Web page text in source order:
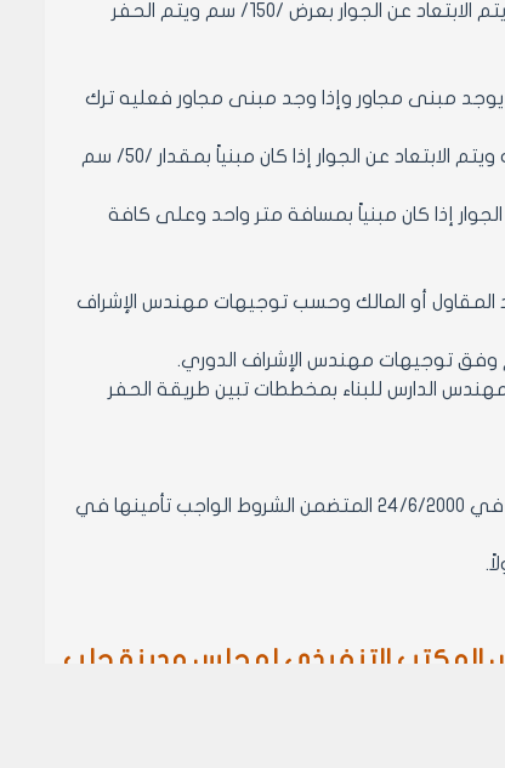
مساحة الأرض تزيد عن /150/ م2 يتم الحفر بواسطة التركس أو الباكروفي كلا الحالتين يتم الابتعاد عن الجوار بعرض /150/ سم ويتم الحفر
يوجد مبنى مجاور وإذا وجد مبنى مجاور فعليه ترك
2- أرض من النوع الحوار: يسمح لصاحب المحضر بالحفر بواسطة النقار أو التركس أو غيره ويتم الابتعاد عن الجوار إذا كان مبنياً بمقدار /50/ سم
إذا كان مبنياً بمسافة متر واحد وعلى كافة
المقاول أو المالك وحسب توجيهات مهندس الإشراف
الدارس للبناء بمخططات تبين طريقة الحفر
مادة 1- مع الموافقة على ما جاء في الكتاب المعد من قبل نقابة المقاولين المؤرخ في 24/6/2000 المتضمن الشروط الواجب تأمينها في
المكتب التنفيذي لمجلس مدينة حلب